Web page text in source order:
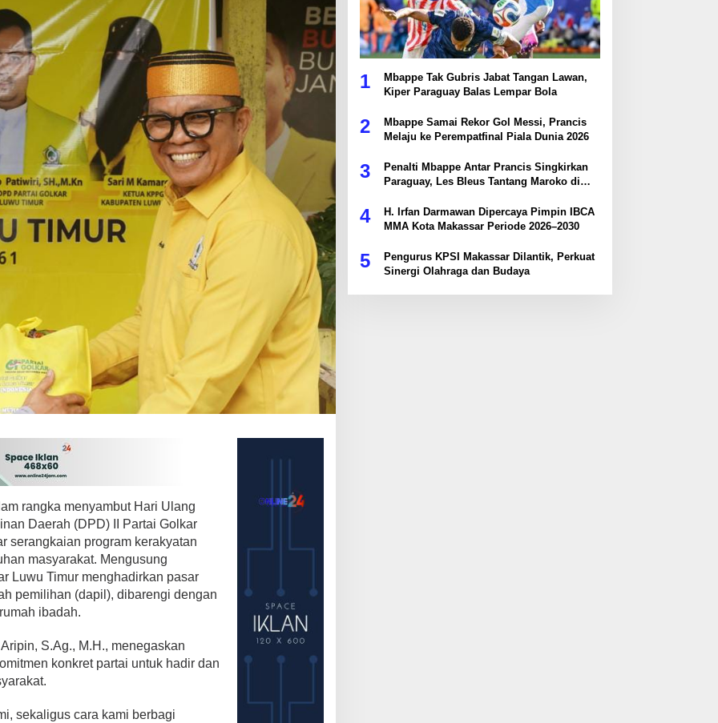
rangka menyambut Hari Ulang
Daerah (DPD) II Partai Golkar
serangkaian program kerakyatan
masyarakat. Mengusung
Luwu Timur menghadirkan pasar
pemilihan (dapil), dibarengi dengan
ibadah.
S.Ag., M.H., menegaskan
konkret partai untuk hadir dan
sekaligus cara kami berbagi
1
Mbappe Tak Gubris Jabat Tangan Lawan,
Kiper Paraguay Balas Lempar Bola
2
Mbappe Samai Rekor Gol Messi, Prancis
Melaju ke Perempatfinal Piala Dunia 2026
3
Penalti Mbappe Antar Prancis Singkirkan
Paraguay, Les Bleus Tantang Maroko di
4
H. Irfan Darmawan Dipercaya Pimpin IBCA
MMA Kota Makassar Periode 2026–2030
5
Pengurus KPSI Makassar Dilantik, Perkuat
Sinergi Olahraga dan Budaya